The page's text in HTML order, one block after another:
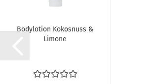
Bodylotion Kokosnuss &
Limone